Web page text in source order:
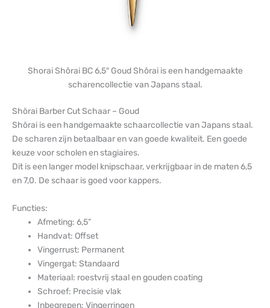
Shorai Shōrai BC 6,5″ Goud Shōrai is een handgemaakte
scharencollectie van Japans staal.
Shōrai Barber Cut Schaar – Goud
Shōrai is een handgemaakte schaarcollectie van Japans staal.
De scharen zijn betaalbaar en van goede kwaliteit. Een goede
keuze voor scholen en stagiaires.
Dit is een langer model knipschaar, verkrijgbaar in de maten 6,5
en 7,0. De schaar is goed voor kappers.
Functies:
Afmeting: 6,5”
Handvat: Offset
Vingerrust: Permanent
Vingergat: Standaard
Materiaal: roestvrij staal en gouden coating
Schroef: Precisie vlak
Inbegrepen: Vingerringen